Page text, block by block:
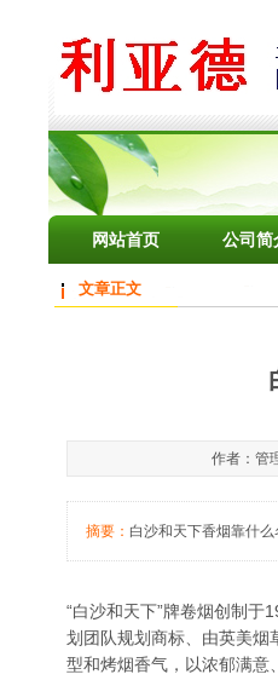
网站首页 公司简
文章正文
作者：管
摘要： 白沙和天下香烟靠什
“白沙和天下”牌卷烟创制于
划团队规划商标、由英美烟
型和烤烟香气，以浓郁满意